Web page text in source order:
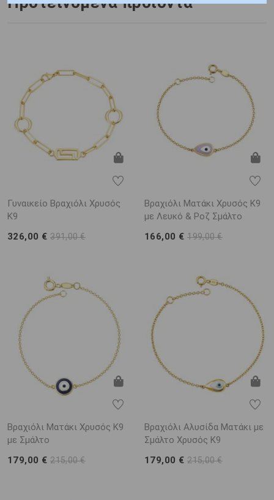
Γυναικείο Βραχιόλι Χρυσός
K9
326,00 €391,00 €
Βραχιόλι Ματάκι Χρυσός Κ9
με Λευκό & Ροζ Σμάλτο
166,00 €199,00 €
Βραχιόλι Ματάκι Χρυσός K9
με Σμάλτο
179,00 €215,00 €
Βραχιόλι Αλυσίδα Ματάκι με
Σμάλτο Χρυσός Κ9
179,00 €215,00 €